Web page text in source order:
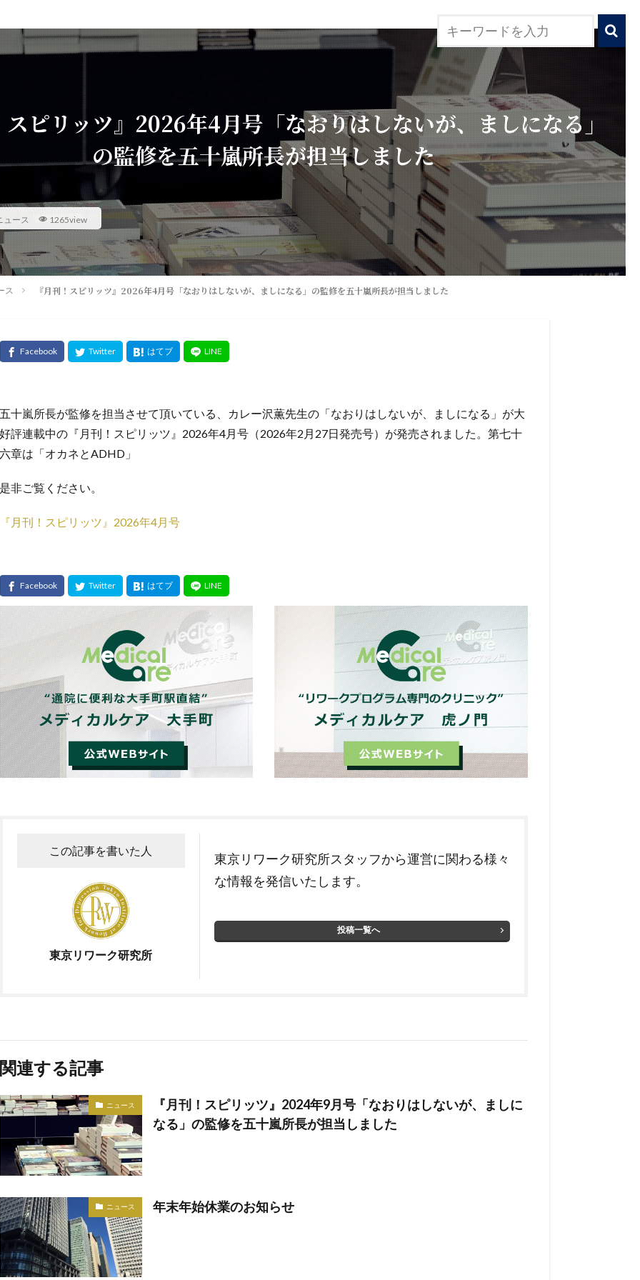
スピリッツ』2026年4月号「なおりはしないが、ましになる」
の監修を五十嵐所長が担当しました
ュース 1265view
ス 『月刊！スピリッツ』2026年4月号「なおりはしないが、ましになる」の監修を五十嵐所長が担当しました
五十嵐所長が監修を担当させて頂いている、カレー沢薫先生の「なおりはしないが、ましになる」が大
好評連載中の『月刊！スピリッツ』2026年4月号（2026年2月27日発売号）が発売されました。第七十
六章は「オカネとADHD」
是非ご覧ください。
『月刊！スピリッツ』2026年4月号
この記事を書いた人
東京リワーク研究所
東京リワーク研究所スタッフから運営に関わる様々
な情報を発信いたします。
投稿一覧へ
関連する記事
ニュース
『月刊！スピリッツ』2024年9月号「なおりはしないが、ましに
なる」の監修を五十嵐所長が担当しました
ニュース 年末年始休業のお知らせ